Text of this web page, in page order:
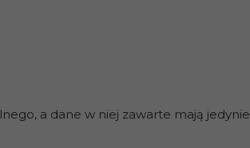
a dane w niej zawarte mają jedynie